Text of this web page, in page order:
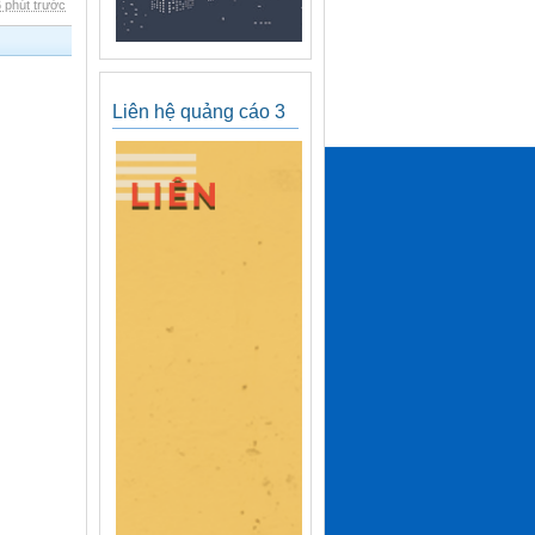
phút trước
Liên hệ quảng cáo 3